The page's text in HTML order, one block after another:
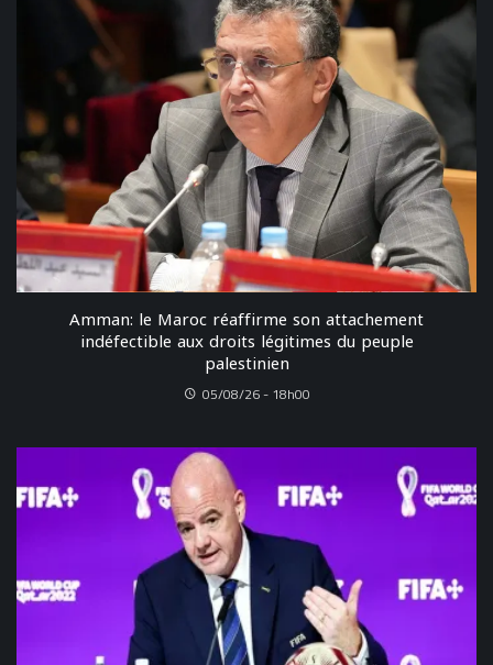
Amman: le Maroc réaffirme son attachement
indéfectible aux droits légitimes du peuple
palestinien
05/08/26 - 18h00